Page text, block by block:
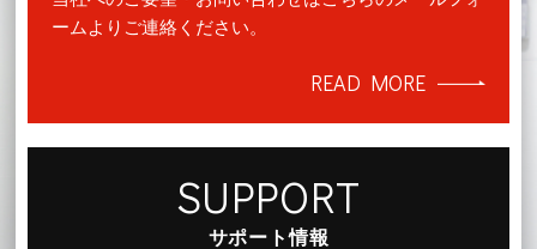
ームよりご連絡ください。
READ MORE
SUPPORT
サポート情報